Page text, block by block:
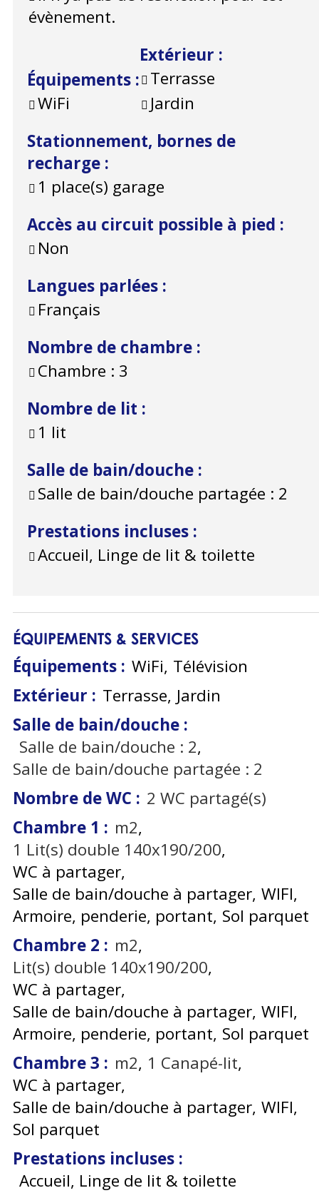
évènement.
Équipements :
WiFi
Extérieur :
Terrasse
Jardin
Stationnement, bornes de
recharge :
1 place(s) garage
Accès au circuit possible à pied :
Non
Langues parlées :
Français
Nombre de chambre :
Chambre : 3
Nombre de lit :
1 lit
Salle de bain/douche :
Salle de bain/douche partagée : 2
Prestations incluses :
Accueil, Linge de lit & toilette
ÉQUIPEMENTS & SERVICES
Équipements : WiFi Télévision
Extérieur : Terrasse Jardin
Salle de bain/douche :
Salle de bain/douche : 2
Salle de bain/douche partagée : 2
Nombre de WC : 2 WC partagé(s)
Chambre 1 : m2
1 Lit(s) double 140x190/200
WC à partager
Salle de bain/douche à partager WIFI
Armoire, penderie, portant Sol parquet
Chambre 2 : m2
Lit(s) double 140x190/200
WC à partager
Salle de bain/douche à partager WIFI
Armoire, penderie, portant Sol parquet
Chambre 3 : m2 1 Canapé-lit
WC à partager
Salle de bain/douche à partager WIFI
Sol parquet
Prestations incluses :
Accueil, Linge de lit & toilette